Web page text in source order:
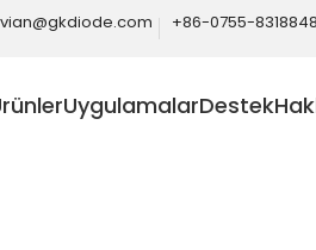
+86-0755-
UygulamalarDestek